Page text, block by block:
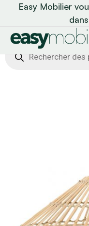
Easy Mobilier
Recherche
de